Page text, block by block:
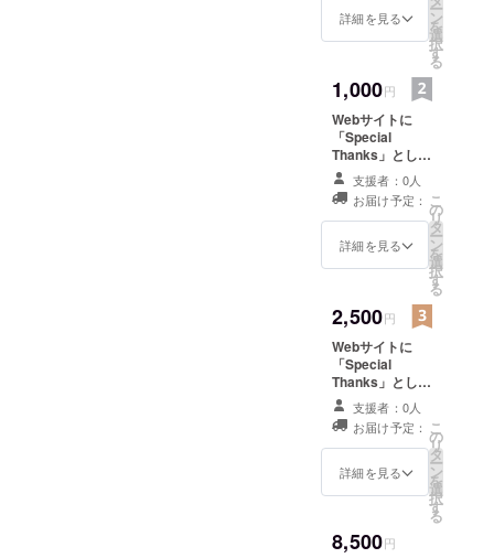
び職業訓練
校へ。
摩職業能力
開発セン
ター 溶接
科にて溶接
技術を学
ぶ。
2009年8月
町田市小野
所、HPを開
設。
2010年11
月 三鷹市
下連雀に
Show room
詳細を見る ー
ン
を
選
択
す
る
1,000円
Webサイトに
「Special
Thanks」として
お名前を掲載い
たします。
CASE GROUND
オリジナル
SHOPカードを
ています。
支援者：0人
お届け予定：
詳細を見る
こ
の
リ
タ
ー
ン
を
選
択
す
る
2,500円
Webサイトに
「Special
Thanks」として
お名前を掲載い
たします。
CASE GROUND
オリジナルB2ポ
スターをお送り
けは2012年12月
す。
支援者：0人
お届け予定：
詳細を見る
こ
の
リ
タ
ー
ン
を
選
択
す
る
8,500円